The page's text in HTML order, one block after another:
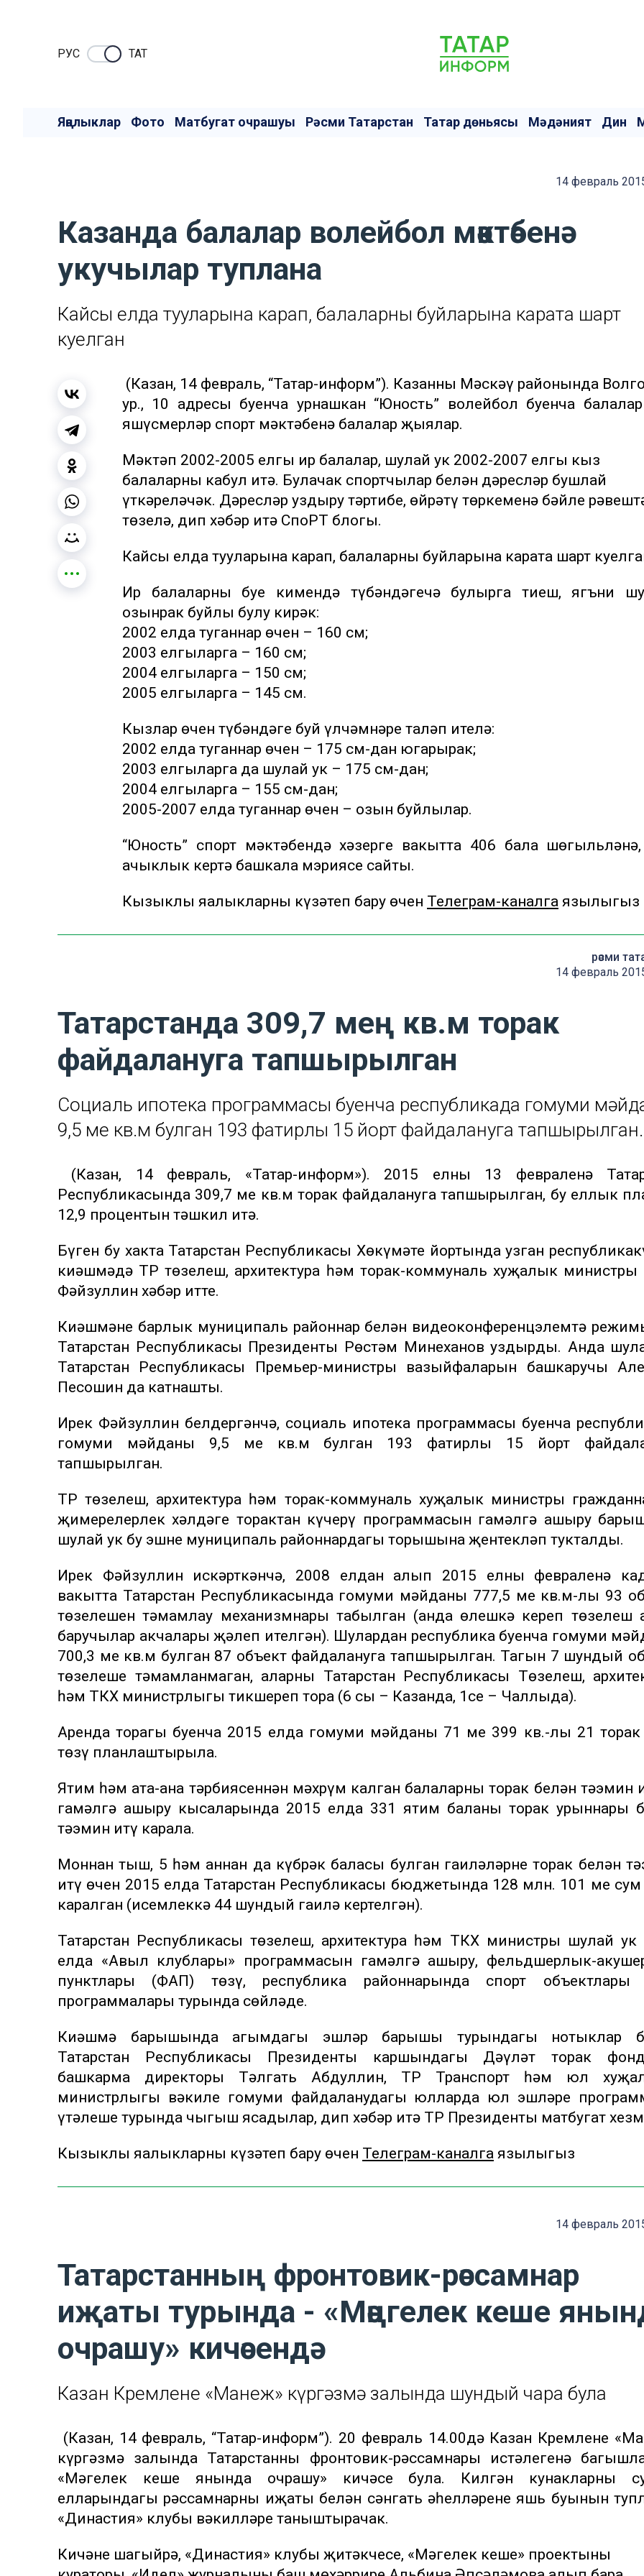
РУC ТАТ
Яңалыклар Фото Матбугат очрашуы Рәсми Татарстан Татар дөньясы Мәдәният Дин
14 февраль
Казанда балалар волейбол мәктәбенә
укучылар туплана
Кайсы елда тууларына карап, балаларның буйларына карата шарт
куелган
(Казан, 14 февраль, “Татар-информ”). Казанның Мәскәү районында
ур., 10 адресы буенча урнашкан “Юность” волейбол буенча
яшүсмерләр спорт мәктәбенә балалар җыялар.
Мәктәп 2002-2005 елгы ир балалар, шулай ук 2002-2007 елгы кыз
балаларны кабул итә. Булачак спортчылар белән дәресләр бушлай
үткәреләчәк. Дәресләр уздыру тәртибе, өйрәтү төркеменә бәйле
төзелә, дип хәбәр итә СпоРТ блогы.
Кайсы елда тууларына карап, балаларның буйларына карата шарт
Ир балаларның буе кимендә түбәндәгечә булырга тиеш, ягъни
озынрак буйлы булу кирәк:
2002 елда туганнар өчен – 160 см;
2003 елгыларга – 160 см;
2004 елгыларга – 150 см;
2005 елгыларга – 145 см.
Кызлар өчен түбәндәге буй үлчәмнәре таләп ителә:
2002 елда туганнар өчен – 175 см-дан югарырак;
2003 елгыларга да шулай ук – 175 см-дан;
2004 елгыларга – 155 см-дан;
2005-2007 елда туганнар өчен – озын буйлылар.
“Юность” спорт мәктәбендә хәзерге вакытта 406 бала
ачыклык кертә башкала мэриясе сайты.
Кызыклы яңалыкларны күзәтеп бару өчен Телеграм-каналга язылыгыз
рәсми
14 февраль
Татарстанда 309,7 мең кв.м торак
файдалануга тапшырылган
Социаль ипотека программасы буенча республикада гомуми
9,5 мең кв.м булган 193 фатирлы 15 йорт файдалануга тапшырылган.
(Казан, 14 февраль, «Татар-информ»). 2015 елның 13 февраленә
Республикасында 309,7 мең кв.м торак файдалануга тапшырылган, бу еллык
12,9 процентын тәшкил итә.
Бүген бу хакта Татарстан Республикасы Хөкүмәте йортында узган
киңәшмәдә ТР төзелеш, архитектура һәм торак-коммуналь хуҗалык министры
Фәйзуллин хәбәр итте.
Киңәшмәне барлык муниципаль районнар белән видеоконференцэлемтә
Татарстан Республикасы Президенты Рөстәм Миңнеханов уздырды. Анда
Татарстан Республикасы Премьер-министры вазыйфаларын башкаручы
Песошин да катнашты.
Ирек Фәйзуллин белдергәнчә, социаль ипотека программасы буенча
гомуми мәйданы 9,5 мең кв.м булган 193 фатирлы 15 йорт
тапшырылган.
ТР төзелеш, архитектура һәм торак-коммуналь хуҗалык министры
җимерелерлек хәлдәге торактан күчерү программасын гамәлгә ашыру
шулай ук бу эшнең муниципаль районнардагы торышына җентекләп тукталды.
Ирек Фәйзуллин искәрткәнчә, 2008 елдан алып 2015 елның февраленә
вакытта Татарстан Республикасында гомуми мәйданы 777,5 мең кв.м-лы 93
төзелешен тәмамлау механизмнары табылган (анда өлешкә кереп төзелеш
баручылар акчалары җәлеп ителгән). Шулардан республика буенча гомуми
700,3 мең кв.м булган 87 объект файдалануга тапшырылган. Тагын 7 шундый
төзелеше тәмамланмаган, аларны Татарстан Республикасы Төзелеш,
һәм ТКХ министрлыгы тикшереп тора (6 сы – Казанда, 1се – Чаллыда).
Аренда торагы буенча 2015 елда гомуми мәйданы 71 мең 399 кв.-лы 21 торак
төзү планлаштырыла.
Ятим һәм ата-ана тәрбиясеннән мәхрүм калган балаларны торак белән тәэмин
гамәлгә ашыру кысаларында 2015 елда 331 ятим баланы торак урыннары
тәэмин итү карала.
Моннан тыш, 5 һәм аннан да күбрәк баласы булган гаиләләрне торак белән
итү өчен 2015 елда Татарстан Республикасы бюджетында 128 млн. 101 мең сум
каралган (исемлеккә 44 шундый гаилә кертелгән).
Татарстан Республикасы төзелеш, архитектура һәм ТКХ министры шулай ук
елда «Авыл клублары» программасын гамәлгә ашыру, фельдшерлык-
пунктлары (ФАП) төзү, республика районнарында спорт объектлары
программалары турында сөйләде.
Киңәшмә барышында агымдагы эшләр барышы турындагы нотыклар
Татарстан Республикасы Президенты каршындагы Дәүләт торак
башкарма директоры Тәлгать Абдуллин, ТР Транспорт һәм юл
министрлыгы вәкиле гомуми файдаланудагы юлларда юл эшләре
үтәлеше турында чыгыш ясадылар, дип хәбәр итә ТР Президенты матбугат
Кызыклы яңалыкларны күзәтеп бару өчен Телеграм-каналга язылыгыз
14 февраль
Татарстанның фронтовик-рәссамнар
иҗаты турында - «Мәңгелек кеше
очрашу» кичәсендә
Казан Кремленең «Манеж» күргәзмә залында шундый чара була
(Казан, 14 февраль, “Татар-информ”). 20 февраль 14.00дә Казан Кремленең
күргәзмә залында Татарстанның фронтовик-рәссамнары истәлегенә
«Мәңгелек кеше янында очрашу» кичәсе була. Килгән кунакларны
елларындагы рәссамнарның иҗаты белән сәнгать әһелләренең яшь буынын
«Династия» клубы вәкилләре таныштырачак.
Кичәне шагыйрә, «Династия» клубы җитәкчесе, «Мәңгелек кеше» проектының